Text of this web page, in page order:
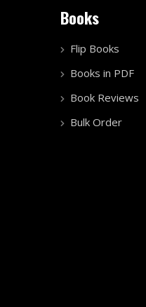
Books
Flip Books
Books in PDF
Book Reviews
Bulk Order